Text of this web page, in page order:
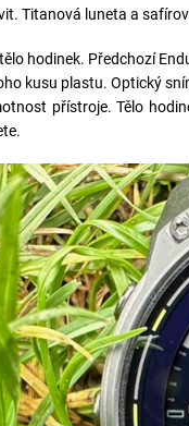
Titanová luneta a
hodinek. Předchozí
kusu plastu. Optický
přístroje. Tělo